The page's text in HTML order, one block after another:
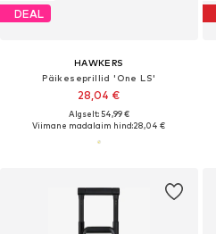
DEAL
HAWKERS
Päikeseprillid 'One LS'
28,04 €
Algselt: 54,99 €
Viimane madalaim hind:28,04 €